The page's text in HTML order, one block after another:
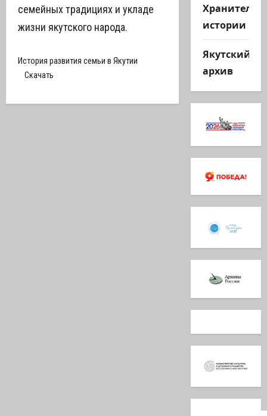
семейных традициях и укладе
жизни якутского народа.
История развития семьи в Якутии
Скачать
Хранители
истории
Якутский
архив